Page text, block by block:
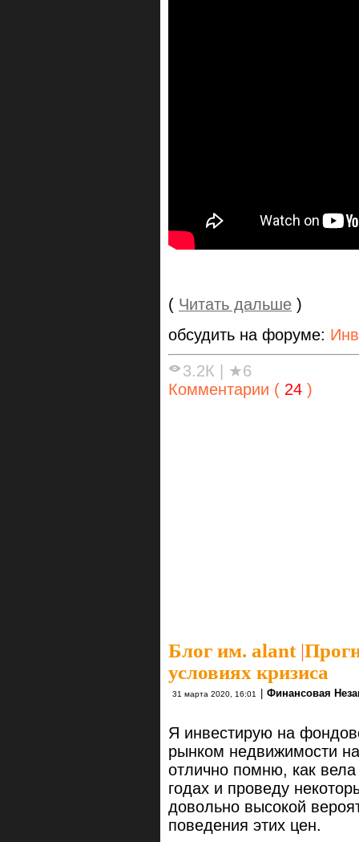
( Читать дальше )
обсудить на форуме:
3.2К
★6
Комментарии ( 24 )
Блог им. alant|
условиях кризиса
31 марта 2020, 16:01 Финансовая
Я инвестирую на
рынком недвижимости
отлично помню, как
годах и проведу
довольно высокой
поведения этих цен.